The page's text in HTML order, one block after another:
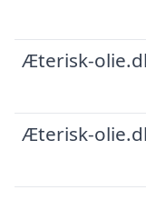
Æterisk-
Æterisk-